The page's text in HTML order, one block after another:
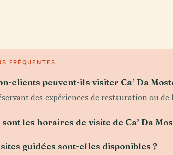
FRÉQUENTES
clients peuvent-ils visiter Ca’ Da
des expériences de restauration ou
les horaires de visite de Ca’ Da
guidées sont-elles disponibles ?